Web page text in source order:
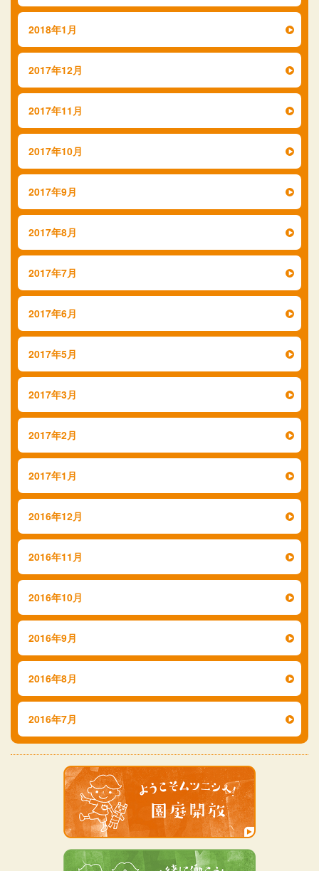
2018年1月
2017年12月
2017年11月
2017年10月
2017年9月
2017年8月
2017年7月
2017年6月
2017年5月
2017年3月
2017年2月
2017年1月
2016年12月
2016年11月
2016年10月
2016年9月
2016年8月
2016年7月